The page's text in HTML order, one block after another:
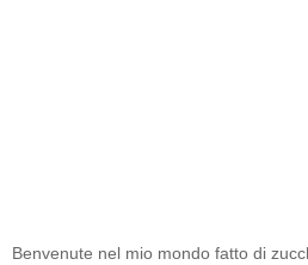
Benvenute nel mio mondo fatto di